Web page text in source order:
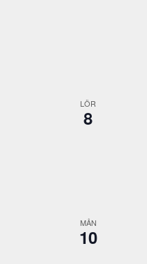
LÖR
8
MÅN
10